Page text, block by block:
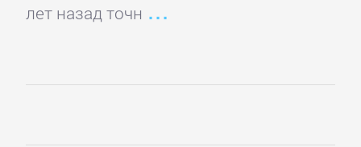
лет назад точн
БОЕВИКИ
Боевая